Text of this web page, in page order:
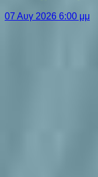
07 Αυγ 2026 6:00 μμ